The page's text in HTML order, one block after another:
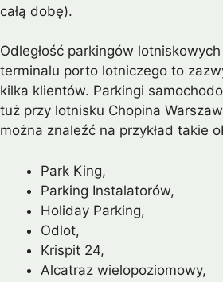
całą dobę).
Odległość parkingów
terminalu porto lotniczego to
kilka klientów. Parkingi
tuż przy lotnisku Chopina
można znaleźć na przykład takie
Park King,
Parking Instalatorów,
Holiday Parking,
Odlot,
Krispit 24,
Alcatraz wielopoziomowy,